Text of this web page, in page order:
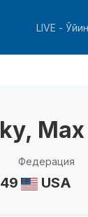
LIVE -
Max
Федерация
USA